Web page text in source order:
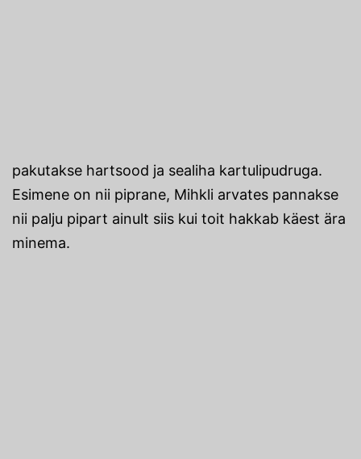
pakutakse hartsood ja sealiha kartulipudruga.
Esimene on nii piprane, Mihkli arvates pannakse
nii palju pipart ainult siis kui toit hakkab käest ära
minema.